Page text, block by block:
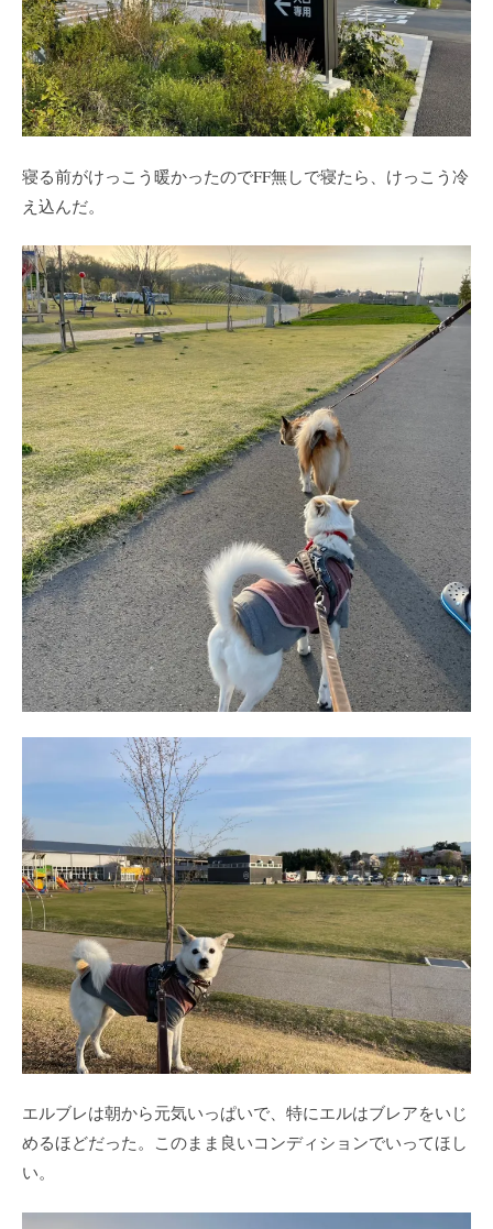
寝る前がけっこう暖かったのでFF無しで寝たら、けっこう冷
え込んだ。
エルブレは朝から元気いっぱいで、特にエルはブレアをいじ
めるほどだった。このまま良いコンディションでいってほし
い。